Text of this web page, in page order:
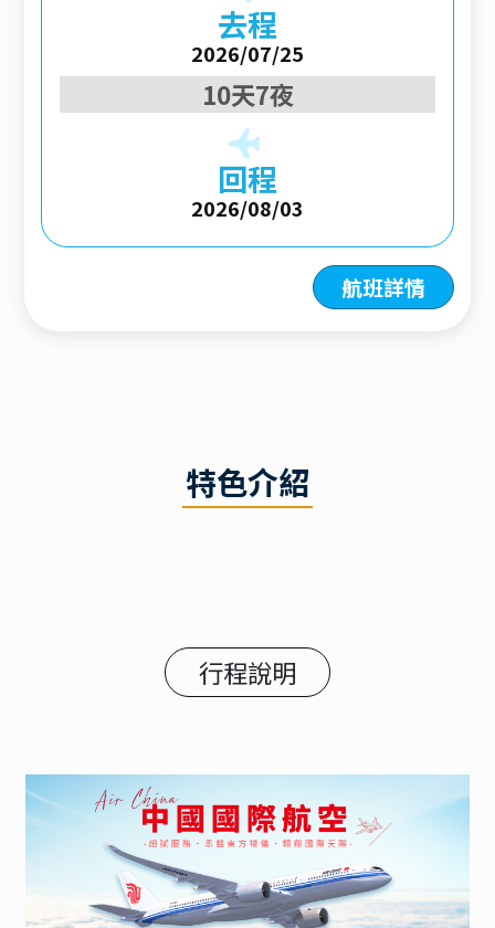
去程
2026/07/25
10天7夜
回程
2026/08/03
航班詳情
特色介紹
行程說明